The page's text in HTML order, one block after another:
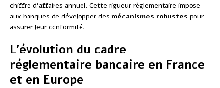
chiffre d’affaires annuel. Cette rigueur réglementaire impose
aux banques de développer des mécanismes robustes pour
assurer leur conformité.
L’évolution du cadre
réglementaire bancaire en France
et en Europe